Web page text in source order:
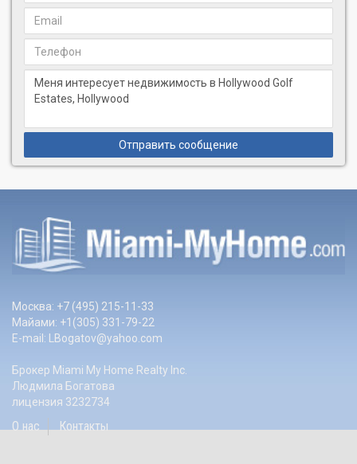
Отправить сообщение
Москва: +7 (495) 215-11-33
Майами: +1(305) 331-79-22
E-mail: LBogatov@yahoo.com
Брокер Miami My Home Realty Inc.
Людмила Богатова
лицензия 3232734
О нас Контакты